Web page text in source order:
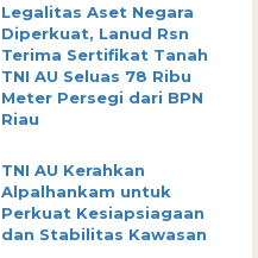
Legalitas Aset Negara
Diperkuat, Lanud Rsn
Terima Sertifikat Tanah
TNI AU Seluas 78 Ribu
Meter Persegi dari BPN
Riau
TNI AU Kerahkan
Alpalhankam untuk
Perkuat Kesiapsiagaan
dan Stabilitas Kawasan